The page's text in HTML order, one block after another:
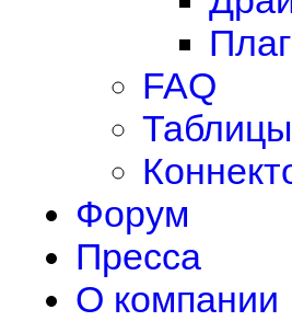
FAQ
Форум
Пресса
О компании